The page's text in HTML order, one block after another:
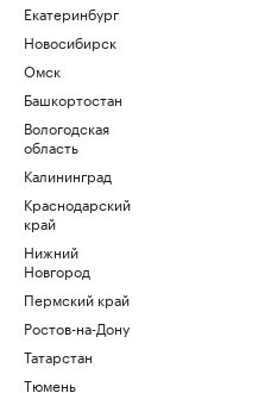
Екатеринбург
Новосибирск
Омск
Башкортостан
Вологодская
область
Калининград
Краснодарский
край
Нижний
Новгород
Пермский край
Ростов-на-Дону
Татарстан
Тюмень